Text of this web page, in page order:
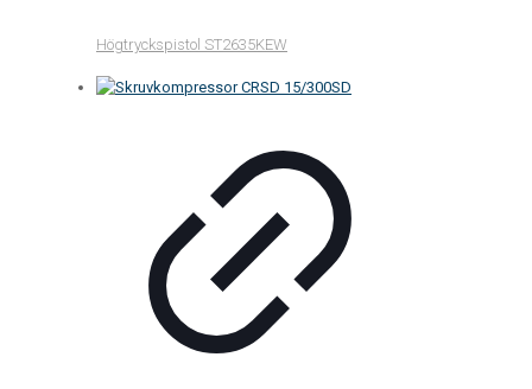
Högtryckspistol ST2635KEW